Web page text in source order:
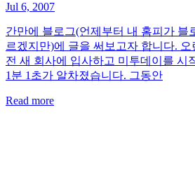
Jul 6, 2007
간만에 블로그(언제부터 내 홈피가 블
르겠지만)에 글을 써보고자 합니다.
전 새 회사에 입사하고 미투데이를 시
1분 1초가 알차졌습니다. 그동안
Read more